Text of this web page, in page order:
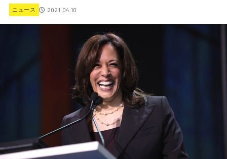
ニュース 2021.04.10